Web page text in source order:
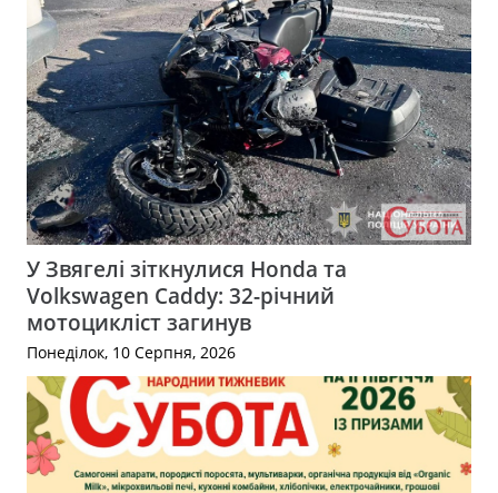
У Звягелі зіткнулися Honda та
Volkswagen Caddy: 32-річний
мотоцикліст загинув
Понеділок, 10 Серпня, 2026